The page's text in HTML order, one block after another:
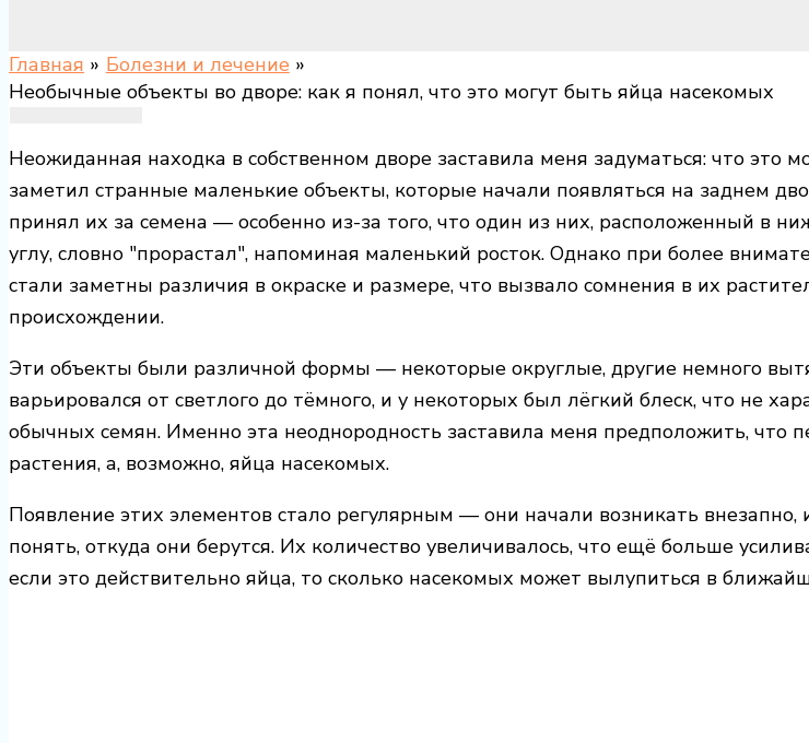
Главная
Болезни и лечение
Необычные объекты во дворе: как я понял, что это могут быть яйца насекомых
Неожиданная находка в собственном дворе заставила меня задуматься: что это
заметил странные маленькие объекты, которые начали появляться на заднем
принял их за семена — особенно из-за того, что один из них, расположенный в
углу, словно "прорастал", напоминая маленький росток. Однако при более
стали заметны различия в окраске и размере, что вызвало сомнения в их
происхождении.
Эти объекты были различной формы — некоторые округлые, другие немного
варьировался от светлого до тёмного, и у некоторых был лёгкий блеск, что не
обычных семян. Именно эта неоднородность заставила меня предположить, что
растения, а, возможно, яйца насекомых.
Появление этих элементов стало регулярным — они начали возникать внезапно,
понять, откуда они берутся. Их количество увеличивалось, что ещё больше
если это действительно яйца, то сколько насекомых может вылупиться в